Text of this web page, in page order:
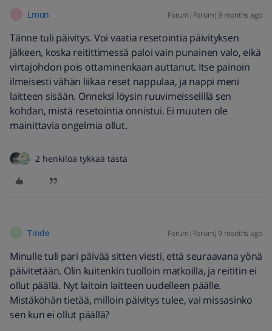
Lmon Forum|Forum|9 months ago
Tänne tuli päivitys. Voi vaatia resetointia päivityksen
jälkeen, koska reitittimessä paloi vain punainen valo, eikä
virtajohdon pois ottaminenkaan auttanut. Itse painoin
ilmeisesti vähän liikaa reset nappulaa, ja nappi meni
laitteen sisään. Onneksi löysin ruuvimeisselillä sen
kohdan, mistä resetointia onnistui. Ei muuten ole
mainittavia ongelmia ollut.
2 henkilöä tykkää tästä
Tinde Forum|Forum|9 months ago
Minulle tuli pari päivää sitten viesti, että seuraavana yönä
päivitetään. Olin kuitenkin tuolloin matkoilla, ja reititin ei
ollut päällä. Nyt laitoin laitteen uudelleen päälle.
Mistäköhän tietää, milloin päivitys tulee, vai missasinko
sen kun ei ollut päällä?